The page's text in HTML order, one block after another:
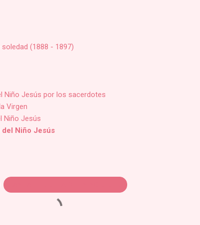
(1888 - 1897)
Niño Jesús por los sacerdotes
Virgen
Niño Jesús
del Niño Jesús